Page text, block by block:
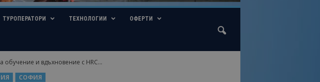
ТУРОПЕРАТОРИ ТЕХНОЛОГИИ ОФЕРТИ
обучение и вдъхновение с HRC...
СОФИЯ